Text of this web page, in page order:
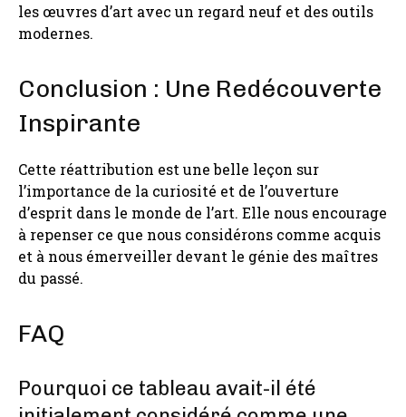
les œuvres d’art avec un regard neuf et des outils
modernes.
Conclusion : Une Redécouverte
Inspirante
Cette réattribution est une belle leçon sur
l’importance de la curiosité et de l’ouverture
d’esprit dans le monde de l’art. Elle nous encourage
à repenser ce que nous considérons comme acquis
et à nous émerveiller devant le génie des maîtres
du passé.
FAQ
Pourquoi ce tableau avait-il été